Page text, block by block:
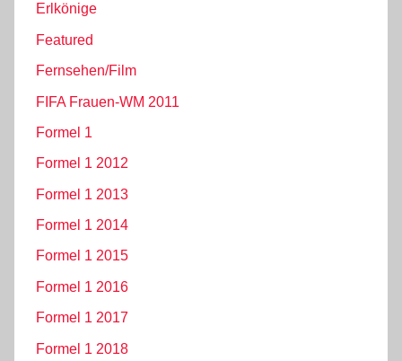
Erlkönige
Featured
Fernsehen/Film
FIFA Frauen-WM 2011
Formel 1
Formel 1 2012
Formel 1 2013
Formel 1 2014
Formel 1 2015
Formel 1 2016
Formel 1 2017
Formel 1 2018